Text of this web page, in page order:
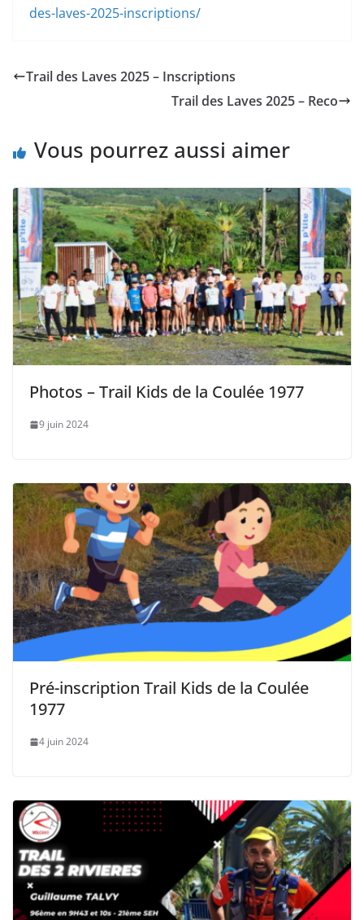
des-laves-2025-inscriptions/
Trail des Laves 2025 – Inscriptions
Trail des Laves 2025 – Reco
Vous pourrez aussi aimer
Photos – Trail Kids de la Coulée 1977
9 juin 2024
Pré-inscription Trail Kids de la Coulée
1977
4 juin 2024